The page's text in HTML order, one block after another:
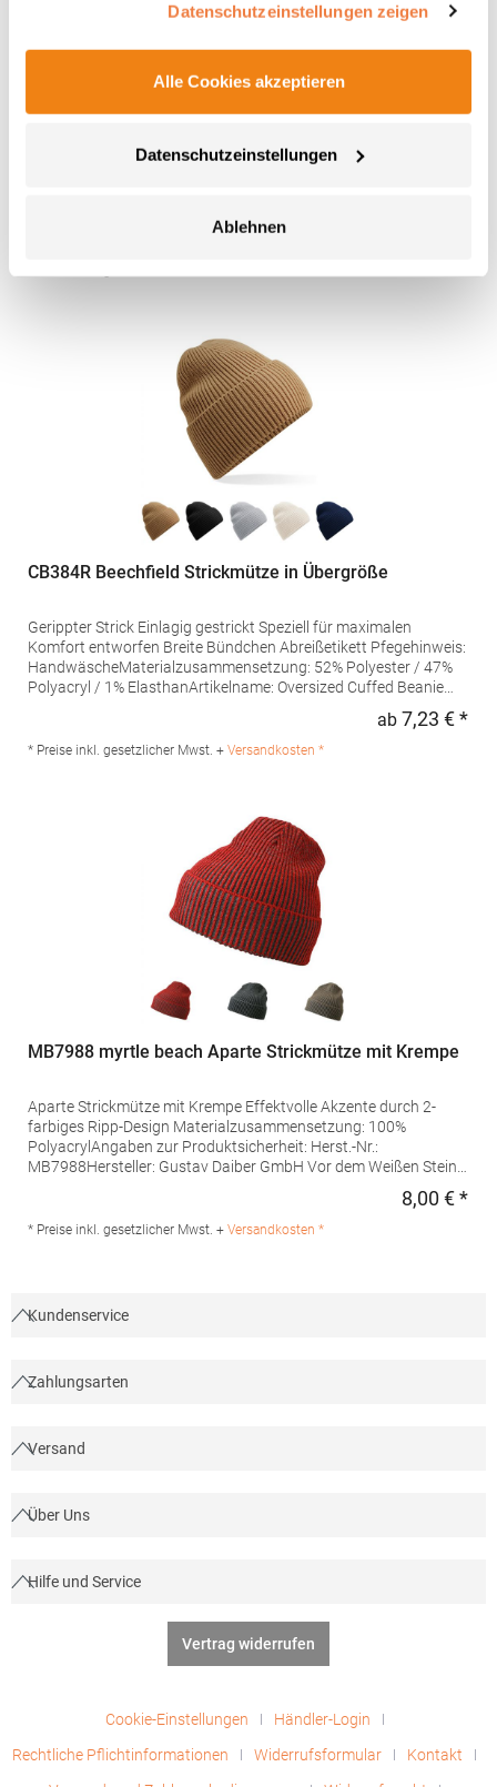
Datenschutzeinstellungen zeigen
Alle Cookies akzeptieren
Datenschutzeinstellungen
Ablehnen
E3088 Promodoro Unisex Mütze
PolyesterGrammatur: 180 g/m²Materialzusammensetzung: 95%
40472 Düsseldorf Deutschland E-Mail: info@promodoro.de
CB384R Beechfield Strickmütze in Übergröße
Gerippter Strick Einlagig gestrickt Speziell für maximalen
Komfort entworfen Breite Bündchen Abreißetikett Pfegehinweis:
HandwäscheMaterialzusammensetzung: 52% Polyester / 47%
Polyacryl / 1% ElasthanArtikelname: Oversized Cuffed Beanie
Beechfield Brands Europe B.V. Posthoornstraat 17 3011WD
Rotterdam Niederlande E-Mail: marketing@beechfield.com
ab 7,23 € *
* Preise inkl. gesetzlicher Mwst. + Versandkosten *
MB7988 myrtle beach Aparte Strickmütze mit Krempe
Aparte Strickmütze mit Krempe Effektvolle Akzente durch 2-
farbiges Ripp-Design Materialzusammensetzung: 100%
PolyacrylAngaben zur Produktsicherheit: Herst.-Nr.:
MB7988Hersteller: Gustav Daiber GmbH Vor dem Weißen Stein
8,00 € *
* Preise inkl. gesetzlicher Mwst. + Versandkosten *
Kundenservice
Zahlungsarten
Versand
Über Uns
Hilfe und Service
Vertrag widerrufen
Cookie-Einstellungen
Händler-Login
Rechtliche Pflichtinformationen
Widerrufsformular
Kontakt